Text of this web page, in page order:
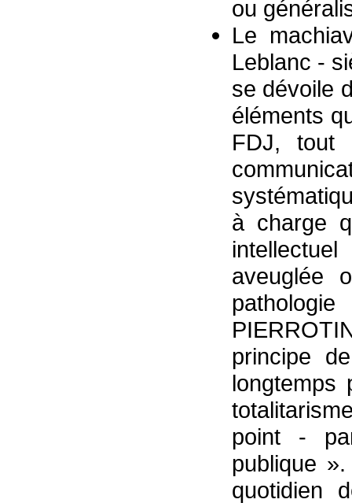
ou
Le
Leblanc -
se dévoile
éléments
FDJ,
à charge
aveuglée
principe
longtemps
point -
publique
quotidien